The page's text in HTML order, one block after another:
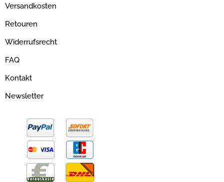
Versandkosten
Retouren
Widerrufsrecht
FAQ
Kontakt
Newsletter